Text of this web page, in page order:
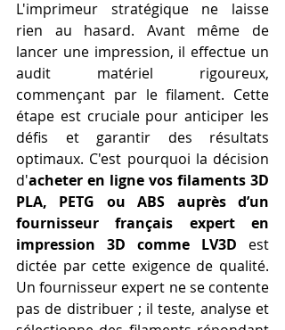
L'imprimeur stratégique ne laisse
rien au hasard. Avant même de
lancer une impression, il effectue un
audit matériel rigoureux,
commençant par le filament. Cette
étape est cruciale pour anticiper les
défis et garantir des résultats
optimaux. C'est pourquoi la décision
d'acheter en ligne vos filaments 3D
PLA, PETG ou ABS auprès d’un
fournisseur français expert en
impression 3D comme LV3D est
dictée par cette exigence de qualité.
Un fournisseur expert ne se contente
pas de distribuer ; il teste, analyse et